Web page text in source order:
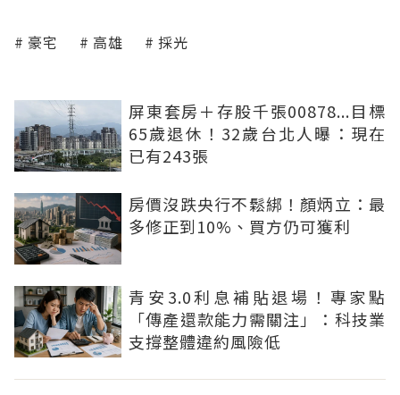
豪宅 高雄 採光
屏東套房＋存股千張00878...目標
65歲退休！32歲台北人曝：現在
已有243張
房價沒跌央行不鬆綁！顏炳立：最
多修正到10%、買方仍可獲利
青安3.0利息補貼退場！專家點
「傳產還款能力需關注」：科技業
支撐整體違約風險低